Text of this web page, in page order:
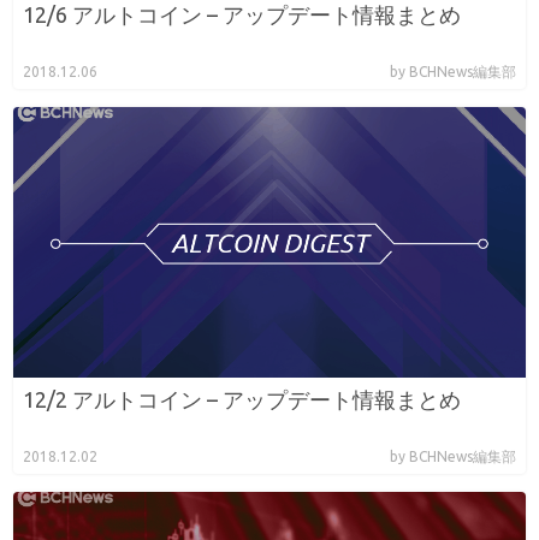
12/6 アルトコイン – アップデート情報まとめ
2018.12.06 by BCHNews編集部
12/2 アルトコイン – アップデート情報まとめ
2018.12.02 by BCHNews編集部